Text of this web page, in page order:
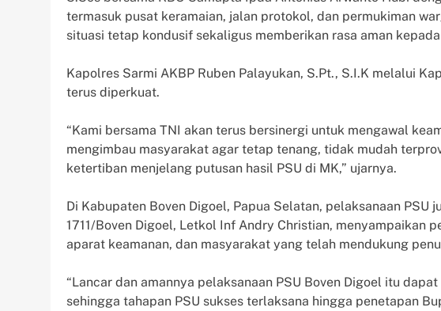
termasuk pusat keramaian, jalan protokol, dan permukiman
situasi tetap kondusif sekaligus memberikan rasa aman
Kapolres Sarmi AKBP Ruben Palayukan, S.Pt., S.I.K melalui
terus diperkuat.
“Kami bersama TNI akan terus bersinergi untuk mengawal
mengimbau masyarakat agar tetap tenang, tidak mudah
ketertiban menjelang putusan hasil PSU di MK,” ujarnya.
Di Kabupaten Boven Digoel, Papua Selatan, pelaksanaan PSU
1711/Boven Digoel, Letkol Inf Andry Christian, menyampaikan
aparat keamanan, dan masyarakat yang telah mendukung
“Lancar dan amannya pelaksanaan PSU Boven Digoel itu
sehingga tahapan PSU sukses terlaksana hingga penetapan